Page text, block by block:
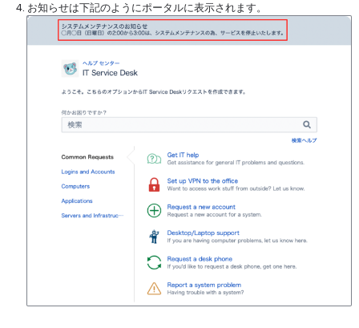
お知らせは下記のようにポータルに表示されます。
を開く